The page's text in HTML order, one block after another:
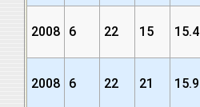
2008 6 22 15 15.4
2008 6 22 21 15.9